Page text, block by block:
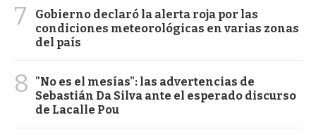
7
Gobierno declaró la alerta roja por las
condiciones meteorológicas en varias zonas
del país
8
"No es el mesías": las advertencias de
Sebastián Da Silva ante el esperado discurso
de Lacalle Pou